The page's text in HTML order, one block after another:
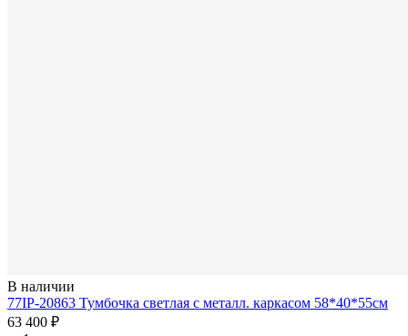
В наличии
77IP-20863 Тумбочка светлая с металл. каркасом 58*40*55см
63 400 ₽